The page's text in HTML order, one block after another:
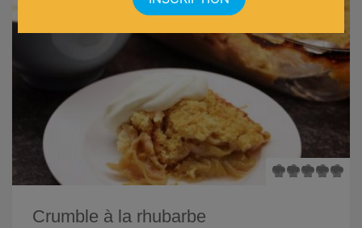
Crumble à la rhubarbe